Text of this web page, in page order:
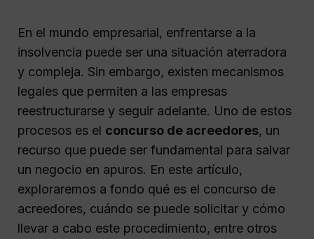
En el mundo empresarial, enfrentarse a la
insolvencia puede ser una situación aterradora
y compleja. Sin embargo, existen mecanismos
legales que permiten a las empresas
reestructurarse y seguir adelante. Uno de estos
procesos es el concurso de acreedores, un
recurso que puede ser fundamental para salvar
un negocio en apuros. En este artículo,
exploraremos a fondo qué es el concurso de
acreedores, cuándo se puede solicitar y cómo
llevar a cabo este procedimiento, entre otros